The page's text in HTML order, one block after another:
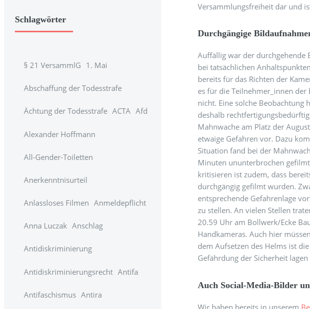
Versammlungsfreiheit dar und
Durchgängige
Auffällig war der durchgehende
bei tatsächlichen
bereits für das Richten der
es für die Teilnehmer_innen
nicht. Eine solche Beobachtung
deshalb
Mahnwache am Platz der
etwaige Gefahren vor. Dazu
Situation fand bei der
Minuten ununterbrochen
kritisieren ist zudem, dass
durchgängig gefilmt wurden.
entsprechende Gefahrenlage
zu stellen. An vielen Stellen
20.59 Uhr am Bollwerk/Ecke
Handkameras. Auch hier
dem Aufsetzen des Helms ist
Gefährdung der Sicherheit
Auch Social-Media-Bilder
Wir haben bereits in unserem
Schlagwörter
§ 21 VersammlG 1. Mai
Abschaffung der Todesstrafe
Ächtung der Todesstrafe ACTA Afd
Alexander Hoffmann
All-Gender-Toiletten
Anerkenntnisurteil
Anlassloses Filmen Anmeldepflicht
Anna Luczak Anschlag
Antidiskriminierung
Antidiskriminierungsrecht Antifa
Antifaschismus Antira